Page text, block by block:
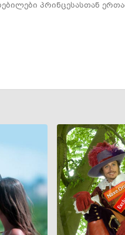
პრინცესასთან